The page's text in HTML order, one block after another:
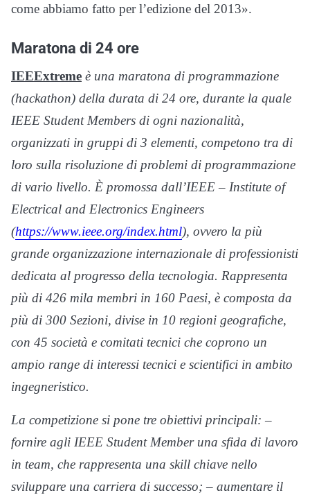
come abbiamo fatto per l’edizione del 2013».
Maratona di 24 ore
IEEExtreme è una maratona di programmazione
(hackathon) della durata di 24 ore, durante la quale
IEEE Student Members di ogni nazionalità,
organizzati in gruppi di 3 elementi, competono tra di
loro sulla risoluzione di problemi di programmazione
di vario livello. È promossa dall’IEEE – Institute of
Electrical and Electronics Engineers
(https://www.ieee.org/index.html), ovvero la più
grande organizzazione internazionale di professionisti
dedicata al progresso della tecnologia. Rappresenta
più di 426 mila membri in 160 Paesi, è composta da
più di 300 Sezioni, divise in 10 regioni geografiche,
con 45 società e comitati tecnici che coprono un
ampio range di interessi tecnici e scientifici in ambito
ingegneristico.
La competizione si pone tre obiettivi principali: –
fornire agli IEEE Student Member una sfida di lavoro
in team, che rappresenta una skill chiave nello
sviluppare una carriera di successo; – aumentare il